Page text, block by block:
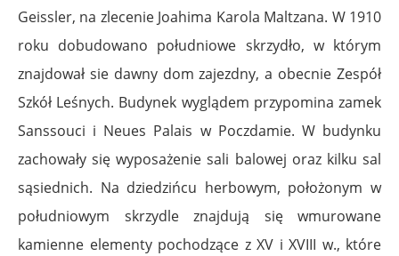
Geissler, na zlecenie Joahima Karola Maltzana. W 1910
roku dobudowano południowe skrzydło, w którym
znajdował sie dawny dom zajezdny, a obecnie Zespół
Szkół Leśnych. Budynek wyglądem przypomina zamek
Sanssouci i Neues Palais w Poczdamie. W budynku
zachowały się wyposażenie sali balowej oraz kilku sal
sąsiednich. Na dziedzińcu herbowym, położonym w
południowym skrzydle znajdują się wmurowane
kamienne elementy pochodzące z XV i XVIII w., które